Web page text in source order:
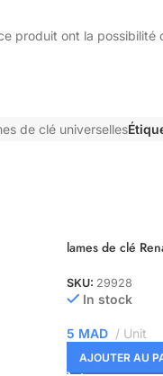
produit ont la possibilité
de clé universelles
lames de clé
SKU: 29928
In stock
5 MAD Unit
AJOUTER AU